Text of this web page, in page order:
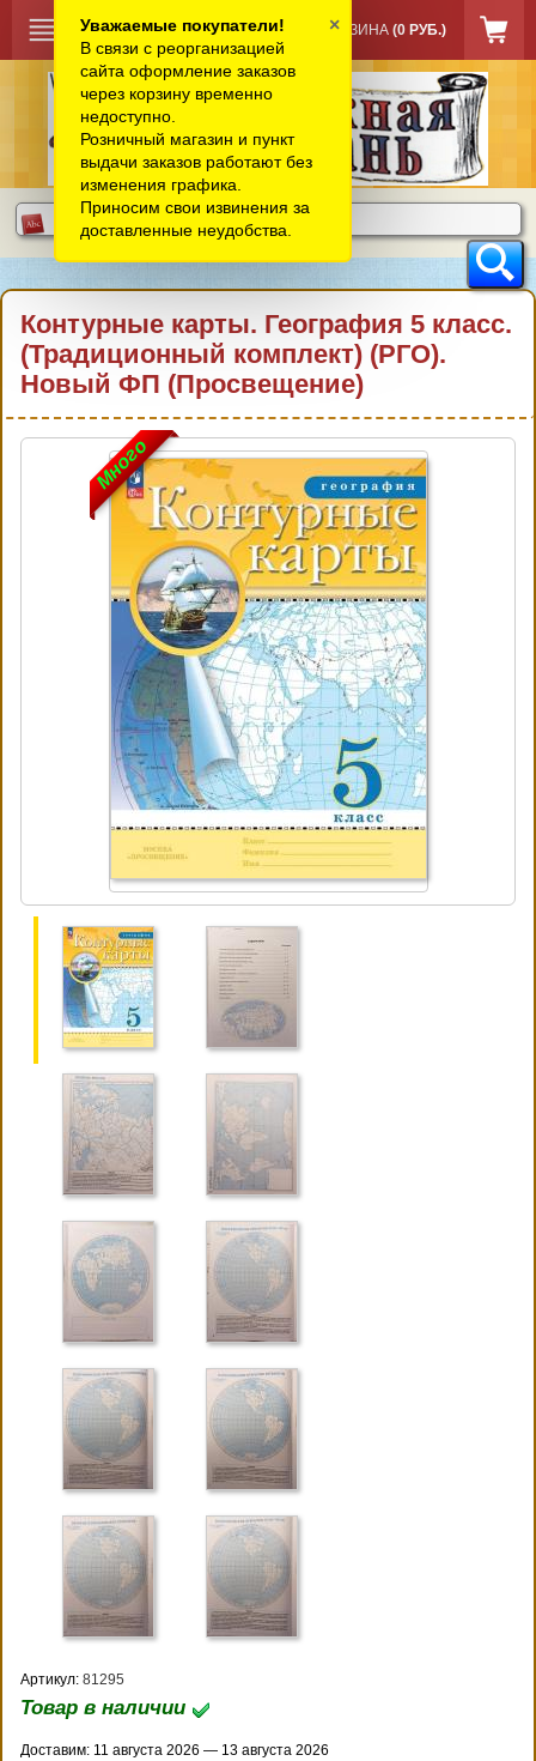
КОРЗИНА (0 РУБ.)
Контурные карты. География 5 класс.
(Традиционный комплект) (РГО).
Новый ФП (Просвещение)
Много
Артикул: 81295
Товар в наличии
Доставим: 11 августа 2026 — 13 августа 2026
Уважаемые покупатели!
В связи с реорганизацией
сайта оформление заказов
через корзину временно
недоступно.
Розничный магазин и пункт
выдачи заказов работают без
изменения графика.
Приносим свои извинения за
доставленные неудобства.
×